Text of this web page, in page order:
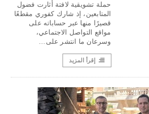
حملة تشويقية لافتة أثارت فضول
المتابعين، إذ شارك كفوري مقطعًا
قصيرًا منها عبر حساباته على
مواقع التواصل الاجتماعي،
وسرعان ما انتشر على…
إقرأ المزيد